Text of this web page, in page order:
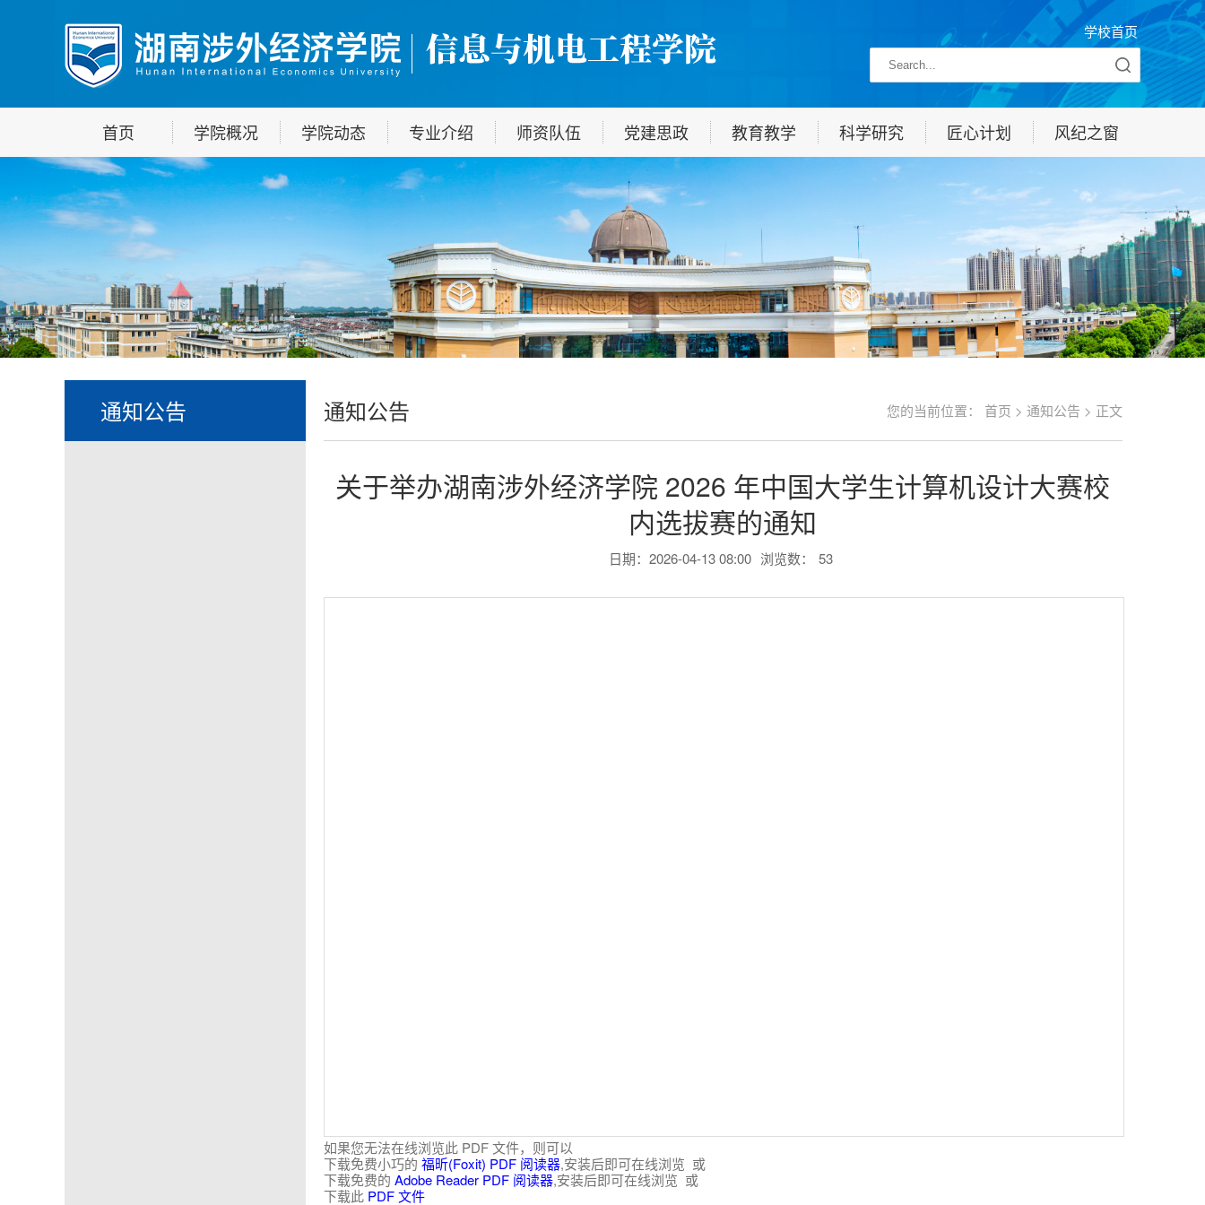
学校首页
首页 学院概况 学院动态 专业介绍 师资队伍 党建思政 教育教学 科学研究 匠心计划 风纪之窗
通知公告 通知公告 您的当前位置： 首页 > 通知公告 > 正文
关于举办湖南涉外经济学院 2026 年中国大学生计算机设计大赛校
内选拔赛的通知
日期：2026-04-13 08:00 浏览数： 53
如果您无法在线浏览此 PDF 文件，则可以
下载免费小巧的 福昕(Foxit) PDF 阅读器,安装后即可在线浏览 或
下载免费的 Adobe Reader PDF 阅读器,安装后即可在线浏览 或
下载此 PDF 文件